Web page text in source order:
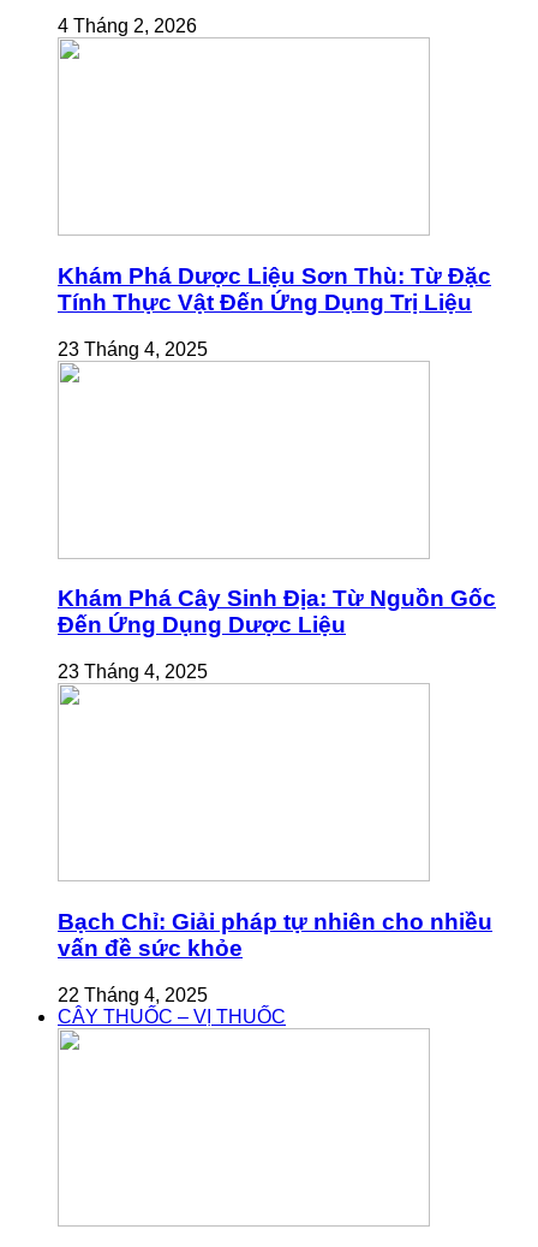
4 Tháng 2, 2026
Khám Phá Dược Liệu Sơn Thù: Từ Đặc
Tính Thực Vật Đến Ứng Dụng Trị Liệu
23 Tháng 4, 2025
Khám Phá Cây Sinh Địa: Từ Nguồn Gốc
Đến Ứng Dụng Dược Liệu
23 Tháng 4, 2025
Bạch Chỉ: Giải pháp tự nhiên cho nhiều
vấn đề sức khỏe
22 Tháng 4, 2025
CÂY THUỐC – VỊ THUỐC